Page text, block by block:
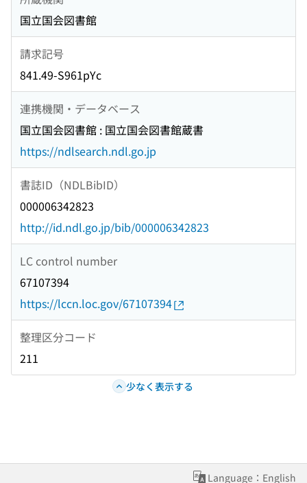
国立国会図書館
請求記号
841.49-S961pYc
連携機関・データベース
国立国会図書館 : 国立国会図書館蔵書
https://ndlsearch.ndl.go.jp
書誌ID（NDLBibID）
000006342823
http://id.ndl.go.jp/bib/000006342823
LC control number
67107394
https://lccn.loc.gov/67107394
整理区分コード
211
少なく表示する
Language：English